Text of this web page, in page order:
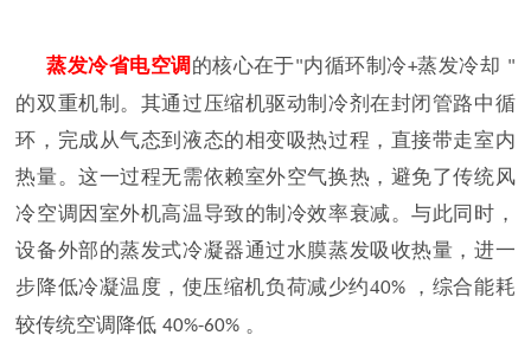
蒸发冷省电空调 的核心在于"内循环制冷+蒸发冷却 "
的双重机制。其通过压缩机驱动制冷剂在封闭管路中循
环，完成从气态到液态的相变吸热过程，直接带走室内
热量。这一过程无需依赖室外空气换热，避免了传统风
冷空调因室外机高温导致的制冷效率衰减。与此同时，
设备外部的蒸发式冷凝器通过水膜蒸发吸收热量，进一
步降低冷凝温度，使压缩机负荷减少约40%
，综合能耗
较传统空调降低 40%-60% 。